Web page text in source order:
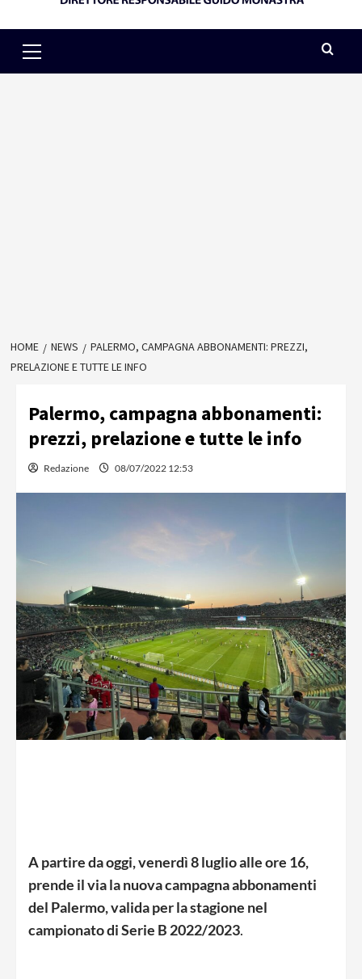
Menu
HOME NEWS
PALERMO, CAMPAGNA ABBONAMENTI: PREZZI,
PRELAZIONE E TUTTE LE INFO
Palermo, campagna abbonamenti:
prezzi, prelazione e tutte le info
Redazione 08/07/2022 12:53
A partire da oggi, venerdì 8 luglio alle ore 16,
prende il via la nuova campagna abbonamenti
del Palermo, valida per la stagione nel
campionato di Serie B 2022/2023.